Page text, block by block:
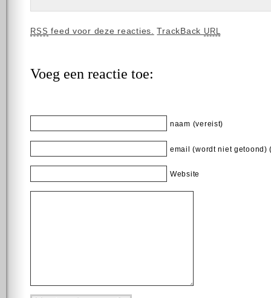
RSS feed voor deze reacties. TrackBack URL
Voeg een reactie toe:
naam (vereist)
email (wordt niet getoond)
Website